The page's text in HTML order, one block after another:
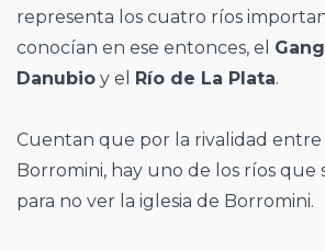
representa los cuatro ríos
conocían en ese entonces, el
Danubio y el Río de La Plata.
Cuentan que por la rivalidad entre
Borromini, hay uno de los ríos que
para no ver la iglesia de Borromini.